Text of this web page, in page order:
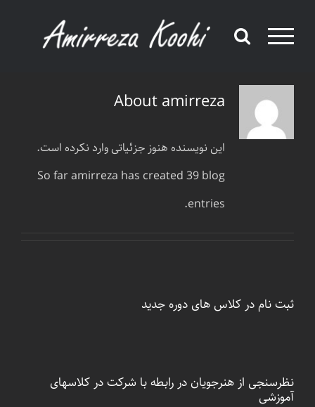
About amirreza
این نویسنده هنوز جزئیاتی وارد نکرده است.
So far amirreza has created 39 blog
entries.
ثبت نام در کلاس های دوره جدید
نظرسنجی از هنرجویان در رابطه با شرکت در کلاسهای
آموزشی